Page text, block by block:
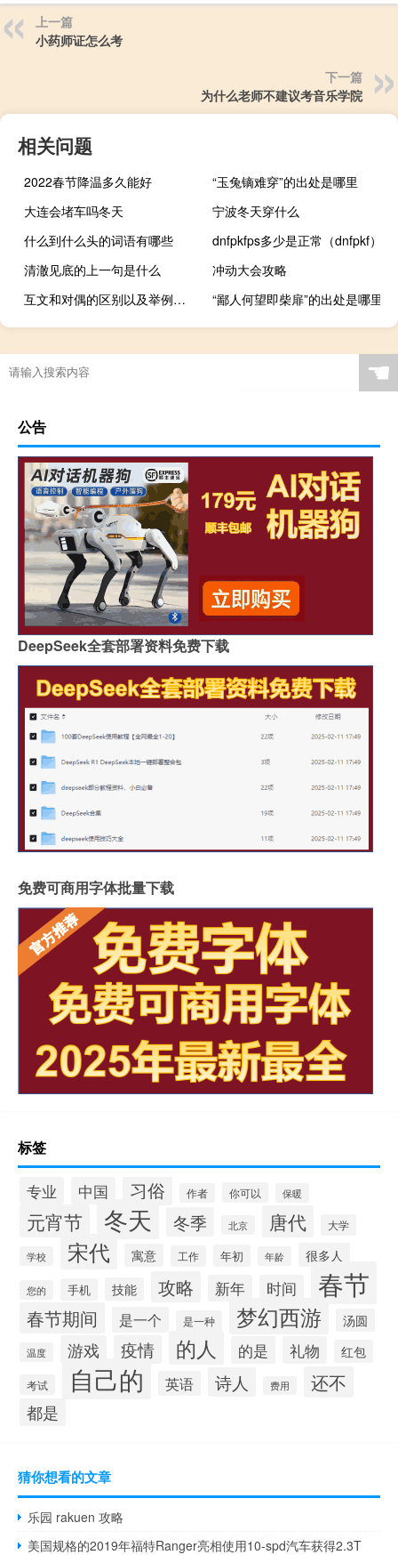
上一篇
小药师证怎么考
下一篇
为什么老师不建议考音乐学院
相关问题
2022春节降温多久能好
“玉兔镝难穿”的出处是哪里
大连会堵车吗冬天
宁波冬天穿什么
什么到什么头的词语有哪些
dnfpkfps多少是正常（dnfpkf）
清澈见底的上一句是什么
冲动大会攻略
互文和对偶的区别以及举例（互文和对偶的区别）
“鄙人何望即柴扉”的出处是哪里
☚
公告
DeepSeek全套部署资料免费下载
免费可商用字体批量下载
标签
专业 中国 习俗 作者 你可以 保暖
元宵节 冬天 冬季 北京 唐代 大学
学校 宋代 寓意 工作 年初 年龄 很多人
您的 手机 技能 攻略 新年 时间 春节
春节期间 是一个 是一种 梦幻西游 汤圆
温度 游戏 疫情 的人 的是 礼物 红包
考试 自己的 英语 诗人 费用 还不
都是
猜你想看的文章
乐园 rakuen 攻略
美国规格的2019年福特Ranger亮相使用10-spd汽车获得2.3T